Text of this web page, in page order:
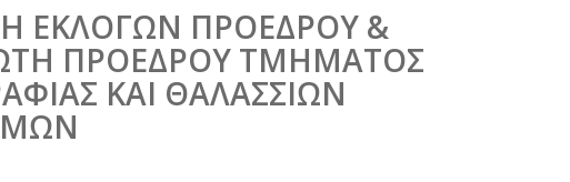
ΕΚΛΟΓΩΝ ΠΡΟΕΔΡΟΥ &
ΠΡΟΕΔΡΟΥ ΤΜΗΜΑΤΟΣ
ΚΑΙ ΘΑΛΑΣΣΙΩΝ